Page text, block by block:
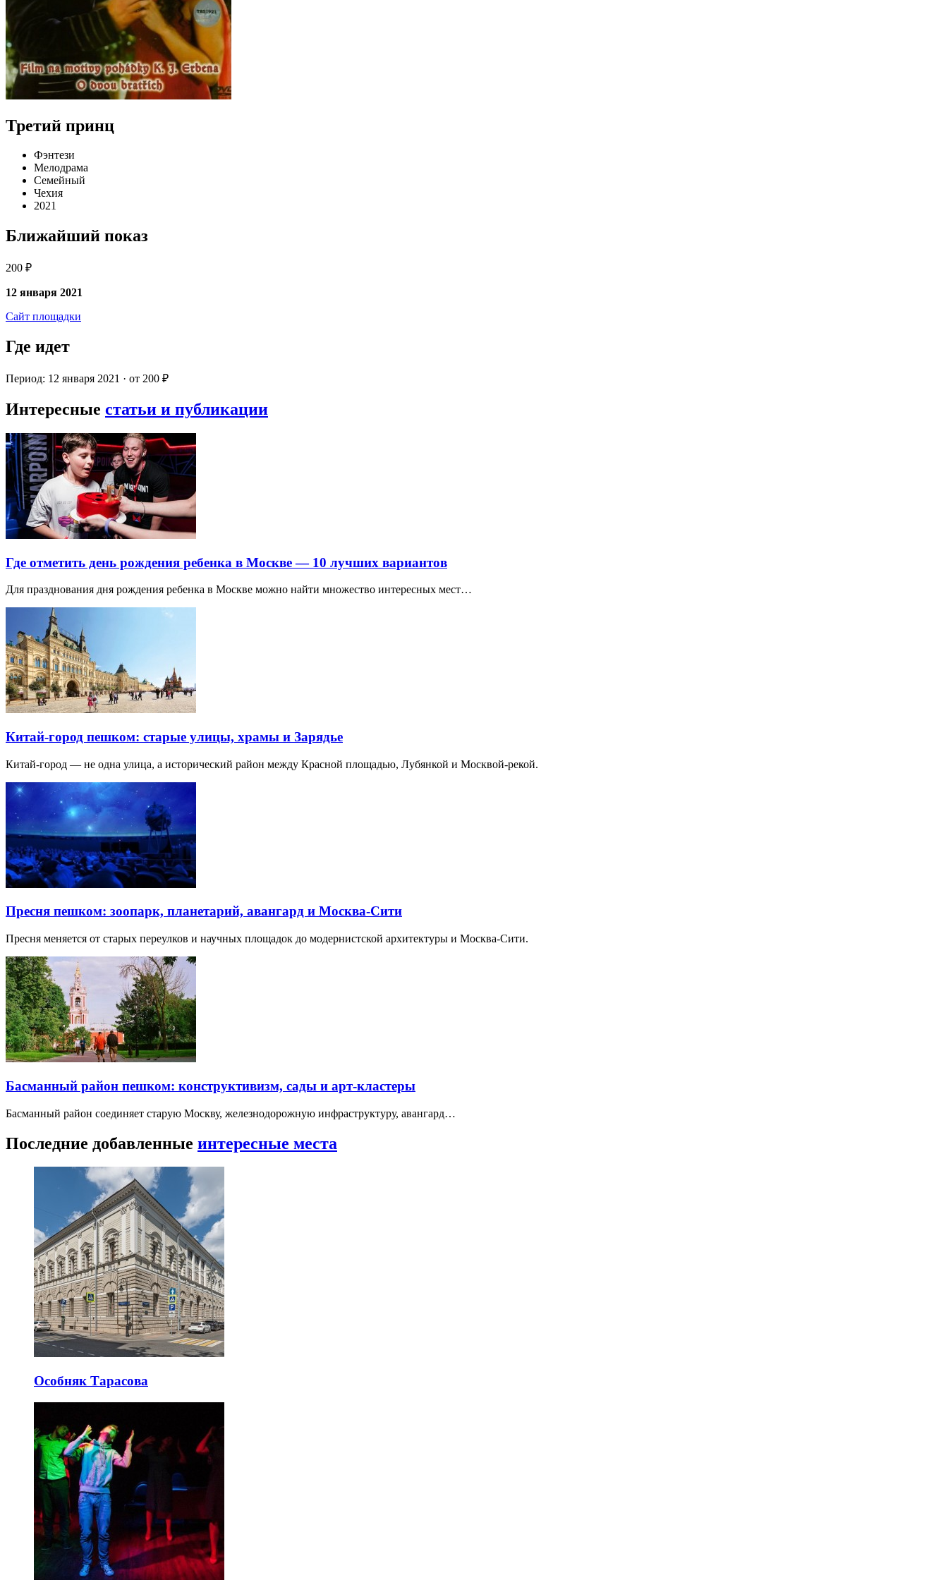
Третий принц
Фэнтези
Мелодрама
Семейный
Чехия
2021
Ближайший показ
200 ₽
12 января 2021
Сайт площадки
Где идет
Период: 12 января 2021 · от 200 ₽
Интересные статьи и публикации
Где отметить день рождения ребенка в Москве — 10 лучших вариантов
Для празднования дня рождения ребенка в Москве можно найти множество интересных мест…
Китай-город пешком: старые улицы, храмы и Зарядье
Китай-город — не одна улица, а исторический район между Красной площадью, Лубянкой и Москвой-рекой.
Пресня пешком: зоопарк, планетарий, авангард и Москва-Сити
Пресня меняется от старых переулков и научных площадок до модернистской архитектуры и Москва-Сити.
Басманный район пешком: конструктивизм, сады и арт-кластеры
Басманный район соединяет старую Москву, железнодорожную инфраструктуру, авангард…
Последние добавленные интересные места
Особняк Тарасова